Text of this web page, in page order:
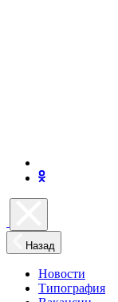
Назад
Новости
Типография